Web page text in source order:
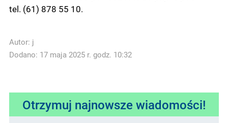
tel. (61) 878 55 10.
Autor: j
Dodano: 17 maja 2025 r. godz. 10:32
Otrzymuj najnowsze wiadomości!